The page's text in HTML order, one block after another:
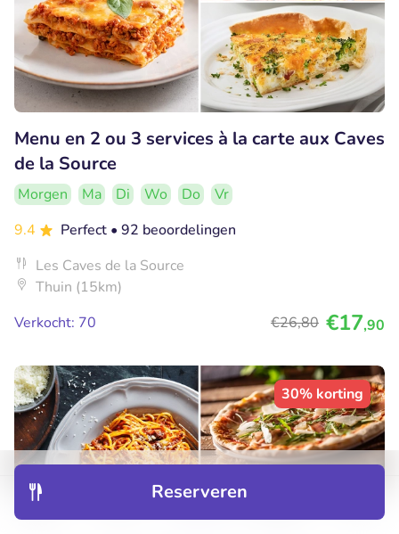
Reserveren
Menu en 2 ou 3 services à la carte aux Caves
de la Source
Morgen Ma Di Wo Do
Vr
9.4
Perfect • 92 beoordelingen
Les Caves de la Source
Thuin (15km)
Verkocht: 70
€26,80 €17,90
30% korting